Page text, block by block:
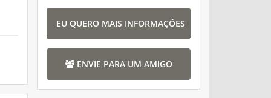
EU QUERO MAIS INFORMAÇÕES
ENVIE PARA UM AMIGO